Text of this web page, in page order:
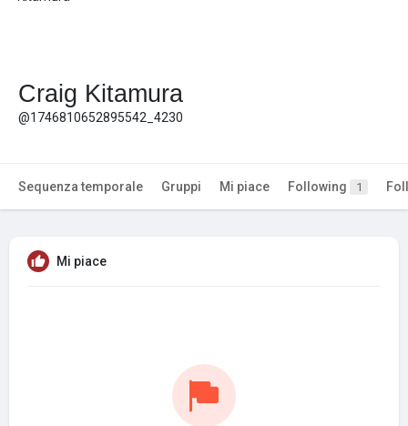
Craig Kitamura
@1746810652895542_4230
Sequenza temporale Gruppi Mi piace Following 1
Mi piace